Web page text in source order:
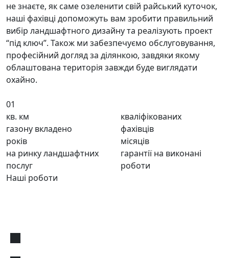
не знаєте, як саме озеленити свій райський куточок,
наші фахівці допоможуть вам зробити правильний
вибір ландшафтного дизайну та реалізують проект
“під ключ”. Також ми забезпечуємо обслуговування,
професійний догляд за ділянкою, завдяки якому
облаштована територія завжди буде виглядати
охайно.
01
кв. км
газону вкладено
кваліфікованих
фахівців
років
на ринку ландшафтних
послуг
місяців
гарантії на виконані
роботи
Наші роботи